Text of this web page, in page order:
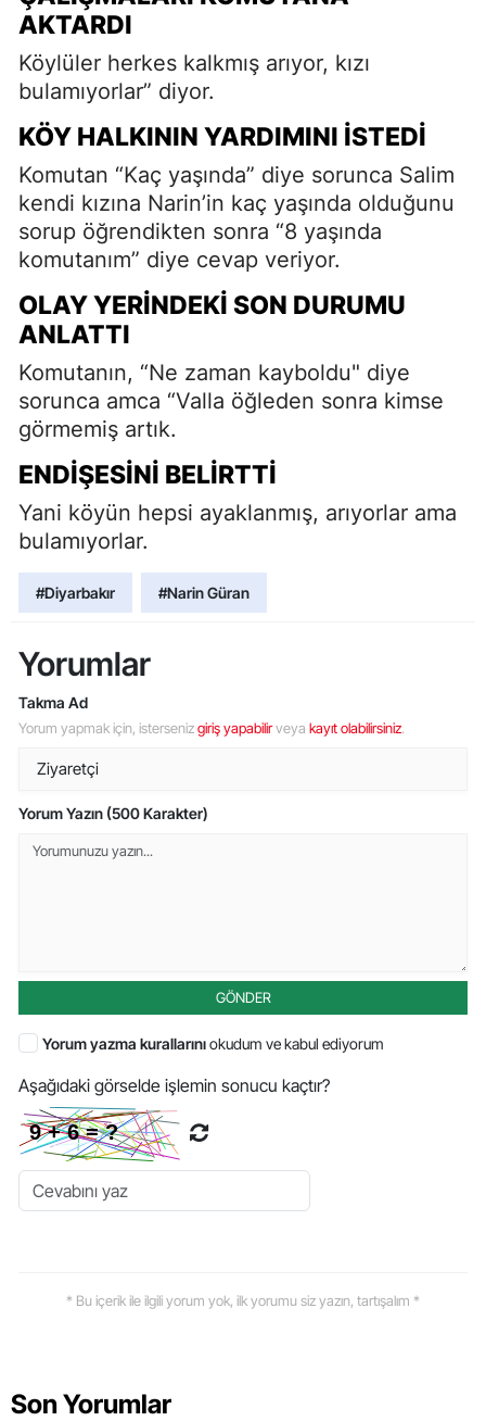
AKTARDI
Köylüler herkes kalkmış arıyor, kızı
bulamıyorlar” diyor.
KÖY HALKININ YARDIMINI İSTEDI
Komutan “Kaç yaşında” diye sorunca Salim
kendi kızına Narin’in kaç yaşında olduğunu
sorup öğrendikten sonra “8 yaşında
komutanım” diye cevap veriyor.
OLAY YERINDEKI SON DURUMU
ANLATTI
Komutanın, “Ne zaman kayboldu" diye
sorunca amca “Valla öğleden sonra kimse
görmemiş artık.
ENDIŞESINI BELIRTTI
Yani köyün hepsi ayaklanmış, arıyorlar ama
bulamıyorlar.
#Diyarbakır #Narin Güran
Yorumlar
Takma Ad
Yorum yapmak için, istersenizgiriş yapabilirveya kayıt olabilirsiniz.
Yorum Yazın (500 Karakter)
GÖNDER
Yorum yazma kurallarınıokudum ve kabul ediyorum
Aşağıdaki görselde işlemin sonucu kaçtır?
* Bu içerik ile ilgili yorum yok, ilk yorumu siz yazın, tartışalım *
Son Yorumlar